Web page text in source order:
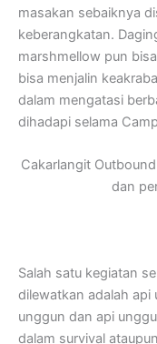
masakan sebaiknya
keberangkatan.
marshmellow pun
bisa menjalin
dalam mengatasi
dihadapi selama
Cakarlangit
dan
Salah satu kegiatan
dilewatkan adalah api
unggun dan api
dalam survival